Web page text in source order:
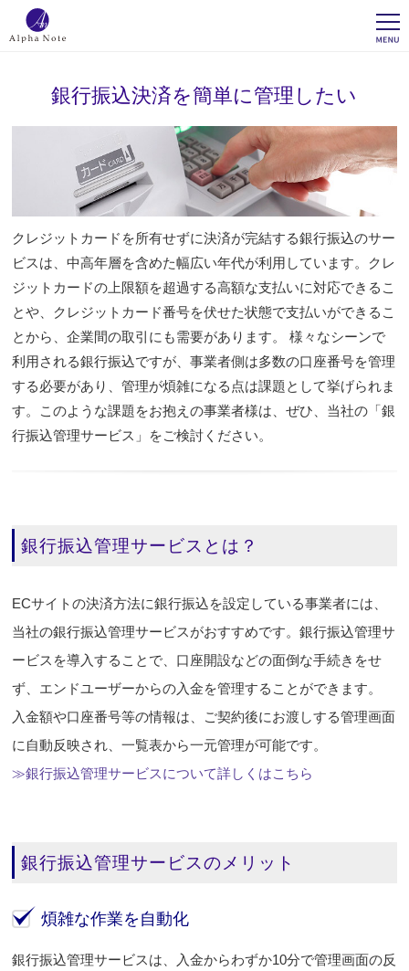
銀行振込決済を簡単に管理したい
クレジットカードを所有せずに決済が完結する銀行振込のサー
ビスは、中高年層を含めた幅広い年代が利用しています。クレ
ジットカードの上限額を超過する高額な支払いに対応できるこ
とや、クレジットカード番号を伏せた状態で支払いができるこ
とから、企業間の取引にも需要があります。 様々なシーンで
利用される銀行振込ですが、事業者側は多数の口座番号を管理
する必要があり、管理が煩雑になる点は課題として挙げられま
す。このような課題をお抱えの事業者様は、ぜひ、当社の「銀
行振込管理サービス」をご検討ください。
銀行振込管理サービスとは？
ECサイトの決済方法に銀行振込を設定している事業者には、
当社の銀行振込管理サービスがおすすめです。銀行振込管理サ
ービスを導入することで、口座開設などの面倒な手続きをせ
ず、エンドユーザーからの入金を管理することができます。
入金額や口座番号等の情報は、ご契約後にお渡しする管理画面
に自動反映され、一覧表から一元管理が可能です。
≫銀行振込管理サービスについて詳しくはこちら
銀行振込管理サービスのメリット
煩雑な作業を自動化
銀行振込管理サービスは、入金からわずか10分で管理画面の反